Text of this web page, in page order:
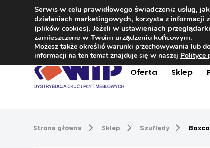
Kontakt +48 504 181 848
Oferta Sklep
Strona główna Sklep Szuflady
Serwis w celu prawidłowego świadczenia usług,
działaniach marketingowych, korzysta z
(plików cookies). Jeżeli w ustawieniach
zamieszczone w Twoim urządzeniu końcowym.
Możesz także określić warunki przechowywania lub
informacji na ten temat znajduje się w naszej Polityce